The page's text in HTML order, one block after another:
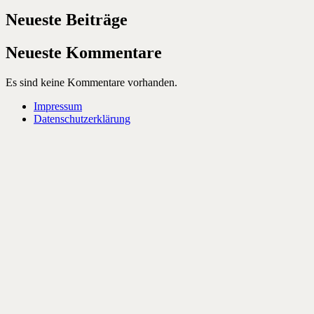
Neueste Beiträge
Neueste Kommentare
Es sind keine Kommentare vorhanden.
Impressum
Datenschutzerklärung